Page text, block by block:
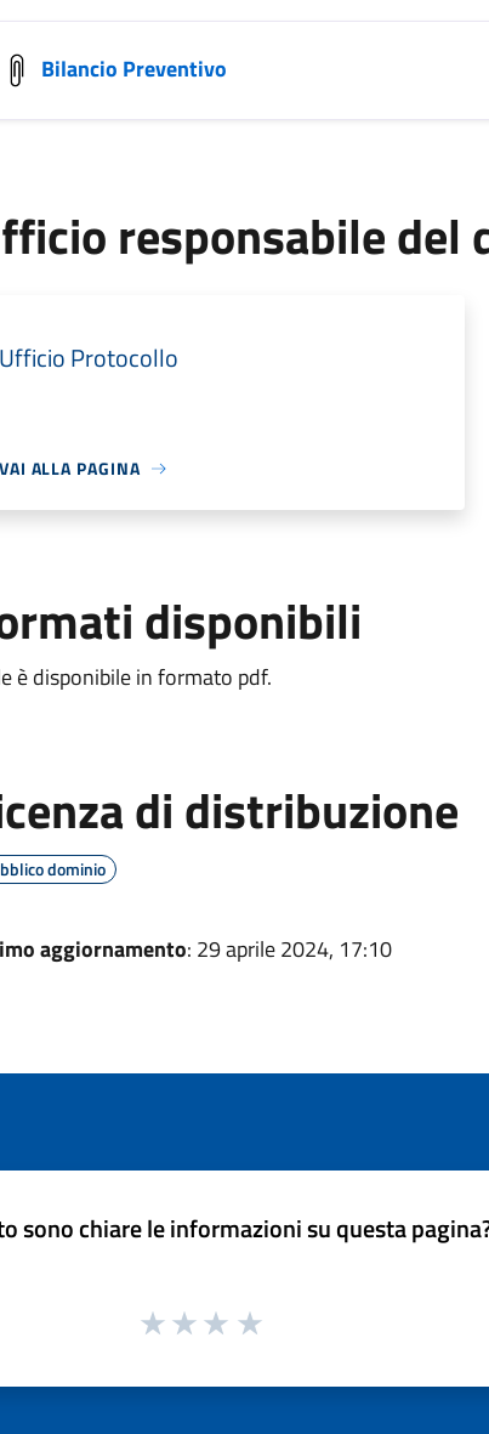
Bilancio Preventivo
responsabile del
Ufficio Protocollo
VAI ALLA PAGINA
disponibili
è disponibile in formato pdf.
di distribuzione
dominio
aggiornamento: 29 aprile 2024, 17:10
sono chiare le informazioni su questa